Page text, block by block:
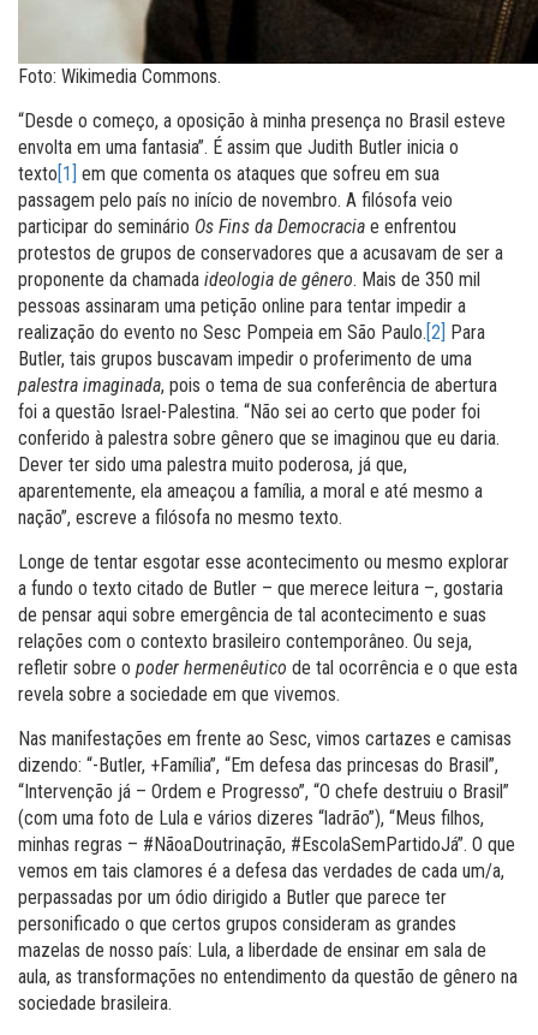
Foto: Wikimedia Commons.
“Desde o começo, a oposição à minha presença no Brasil esteve
envolta em uma fantasia”. É assim que Judith Butler inicia o
texto[1] em que comenta os ataques que sofreu em sua
passagem pelo país no início de novembro. A filósofa veio
participar do seminário Os Fins da Democracia e enfrentou
protestos de grupos de conservadores que a acusavam de ser a
proponente da chamada ideologia de gênero. Mais de 350 mil
pessoas assinaram uma petição online para tentar impedir a
realização do evento no Sesc Pompeia em São Paulo.[2] Para
Butler, tais grupos buscavam impedir o proferimento de uma
palestra imaginada, pois o tema de sua conferência de abertura
foi a questão Israel-Palestina. “Não sei ao certo que poder foi
conferido à palestra sobre gênero que se imaginou que eu daria.
Dever ter sido uma palestra muito poderosa, já que,
aparentemente, ela ameaçou a família, a moral e até mesmo a
nação”, escreve a filósofa no mesmo texto.
Longe de tentar esgotar esse acontecimento ou mesmo explorar
a fundo o texto citado de Butler – que merece leitura –, gostaria
de pensar aqui sobre emergência de tal acontecimento e suas
relações com o contexto brasileiro contemporâneo. Ou seja,
refletir sobre o poder hermenêutico de tal ocorrência e o que esta
revela sobre a sociedade em que vivemos.
Nas manifestações em frente ao Sesc, vimos cartazes e camisas
dizendo: “-Butler, +Família”, “Em defesa das princesas do Brasil”,
“Intervenção já – Ordem e Progresso”, “O chefe destruiu o Brasil”
(com uma foto de Lula e vários dizeres “ladrão”), “Meus filhos,
minhas regras – #NãoaDoutrinação, #EscolaSemPartidoJá”. O que
vemos em tais clamores é a defesa das verdades de cada um/a,
perpassadas por um ódio dirigido a Butler que parece ter
personificado o que certos grupos consideram as grandes
mazelas de nosso país: Lula, a liberdade de ensinar em sala de
aula, as transformações no entendimento da questão de gênero na
sociedade brasileira.